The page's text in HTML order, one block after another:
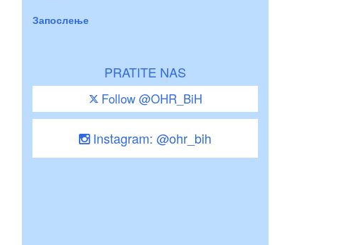
Запослење
PRATITE NAS
Follow @OHR_BiH
Instagram: @ohr_bih